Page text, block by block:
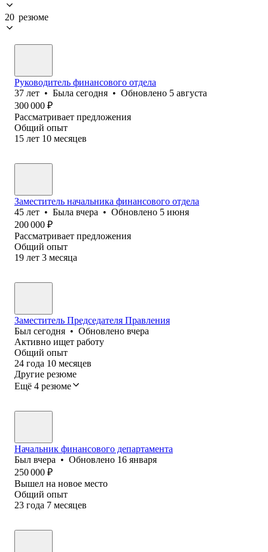
20 резюме
Руководитель финансового отдела
37 лет • Была сегодня • Обновлено 5 августа
300 000 ₽
Рассматривает предложения
Общий опыт
15 лет 10 месяцев
Заместитель начальника финансового отдела
45 лет • Была вчера • Обновлено 5 июня
200 000 ₽
Рассматривает предложения
Общий опыт
19 лет 3 месяца
Заместитель Председателя Правления
Был сегодня • Обновлено вчера
Активно ищет работу
Общий опыт
24 года 10 месяцев
Другие резюме
Ещё 4 резюме
Начальник финансового департамента
Был вчера • Обновлено 16 января
250 000 ₽
Вышел на новое место
Общий опыт
23 года 7 месяцев